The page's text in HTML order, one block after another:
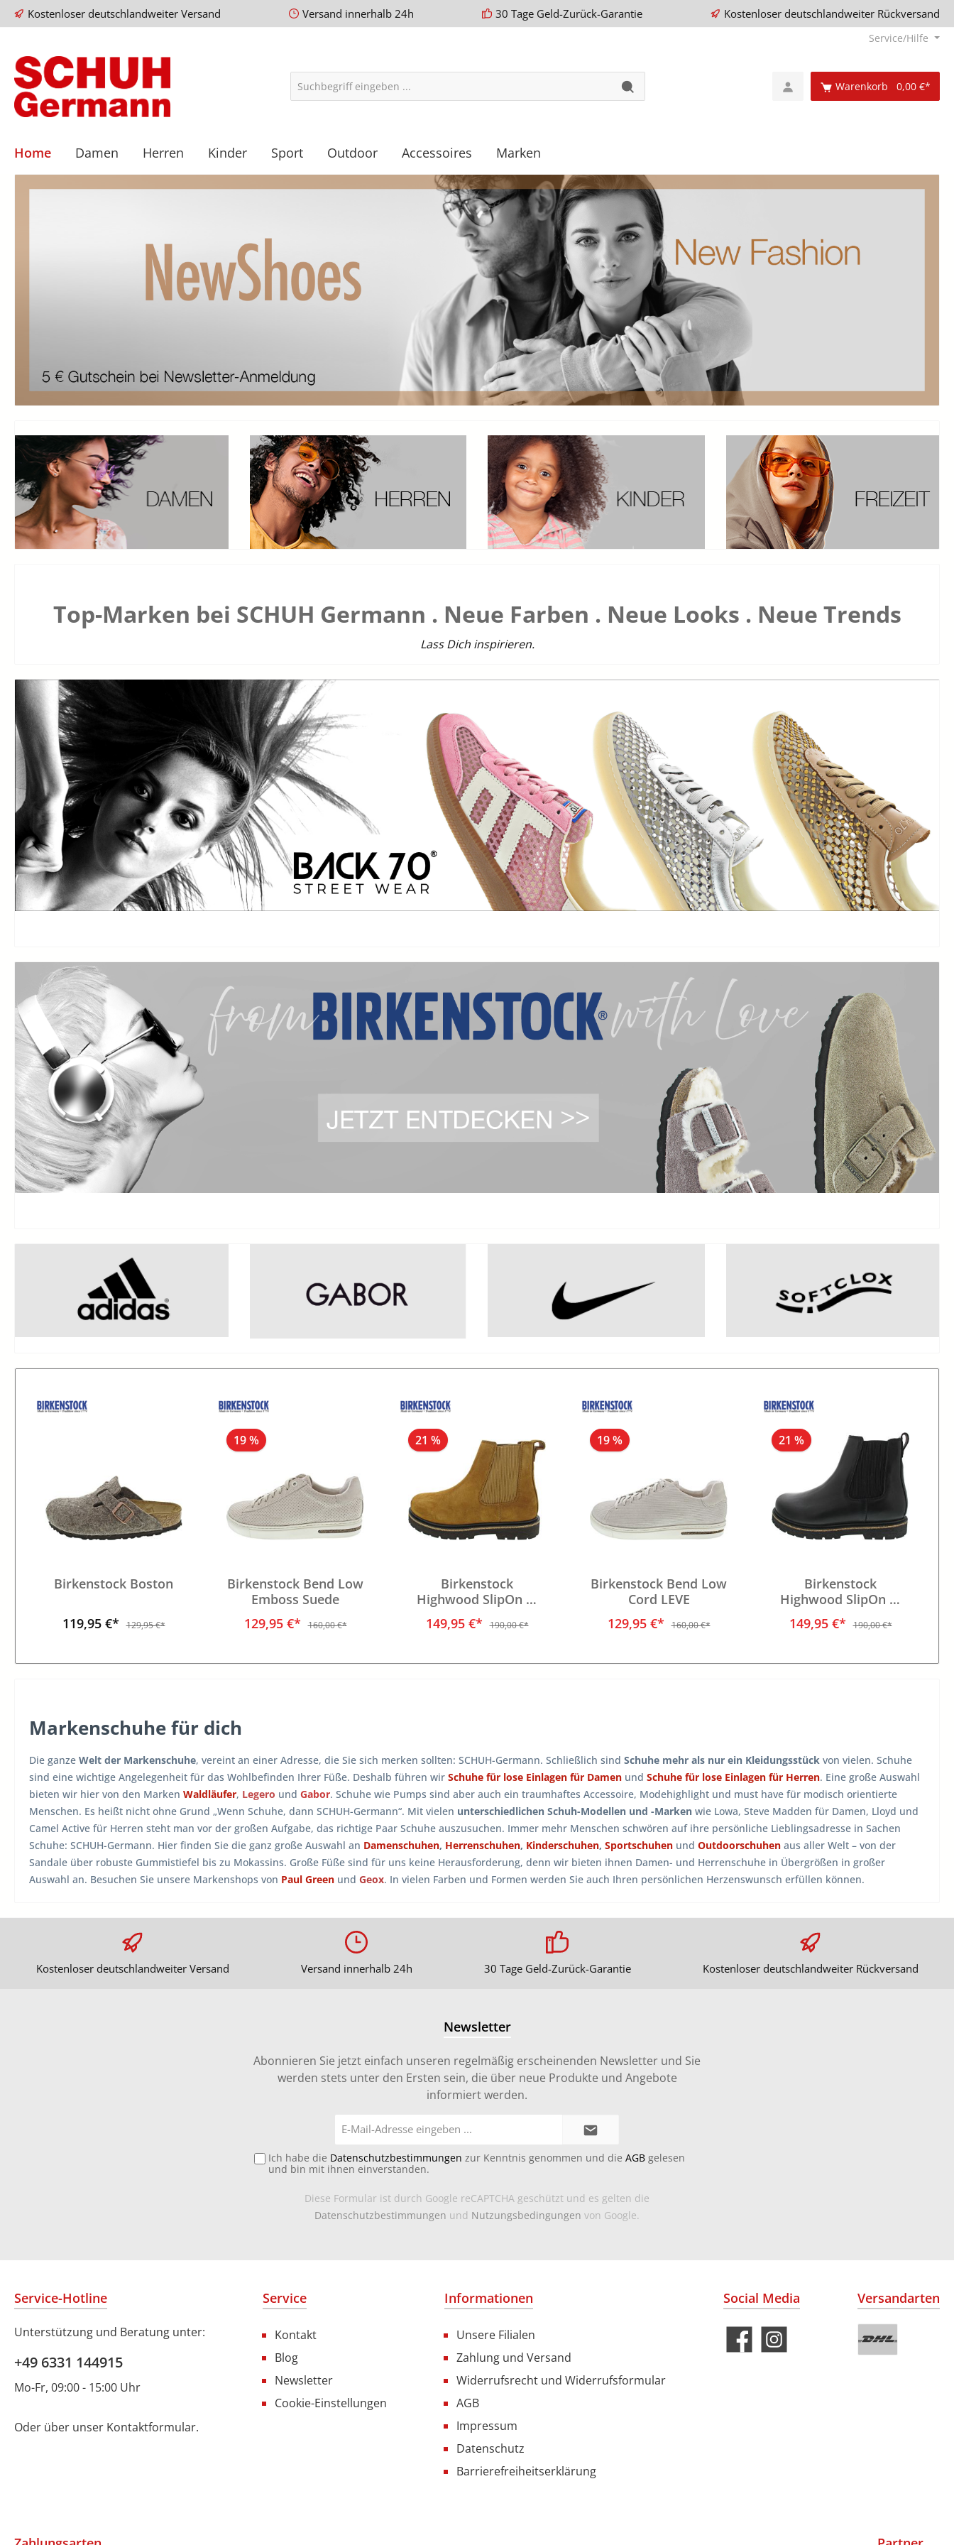
Kostenloser deutschlandweiter Versand Versand innerhalb 24h 30 Tage Geld-Zurück-Garantie Kostenloser deutschlandweiter Rückversand
Service/Hilfe
Warenkorb 0,00 €*
Home Damen Herren Kinder Sport Outdoor Accessoires Marken
Top-Marken bei SCHUH Germann . Neue Farben . Neue Looks . Neue Trends
Lass Dich inspirieren.
Birkenstock Boston
119,95 €* 129,95 €*
19 %
Birkenstock Bend Low
Emboss Suede
129,95 €*
160,00 €*
21 %
Birkenstock
Highwood SlipOn W
LEVE
149,95 €* 190,00 €*
19 %
Birkenstock Bend Low
Cord LEVE
129,95 €*
160,00 €*
21 %
Birkenstock
Highwood SlipOn W
LENA
149,95 €* 190,00 €*
Markenschuhe für dich
Die ganze Welt der Markenschuhe, vereint an einer Adresse, die Sie sich merken sollten: SCHUH-Germann. Schließlich sind Schuhe mehr als nur ein Kleidungsstück von vielen. Schuhe
sind eine wichtige Angelegenheit für das Wohlbefinden Ihrer Füße. Deshalb führen wir Schuhe für lose Einlagen für Damen und Schuhe für lose Einlagen für Herren. Eine große Auswahl
bieten wir hier von den Marken Waldläufer, Legero und Gabor. Schuhe wie Pumps sind aber auch ein traumhaftes Accessoire, Modehighlight und must have für modisch orientierte
Menschen. Es heißt nicht ohne Grund „Wenn Schuhe, dann SCHUH-Germann“. Mit vielen unterschiedlichen Schuh-Modellen und -Marken wie Lowa, Steve Madden für Damen, Lloyd und
Camel Active für Herren steht man vor der großen Aufgabe, das richtige Paar Schuhe auszusuchen. Immer mehr Menschen schwören auf ihre persönliche Lieblingsadresse in Sachen
Schuhe: SCHUH-Germann. Hier finden Sie die ganz große Auswahl an Damenschuhen, Herrenschuhen, Kinderschuhen, Sportschuhen und Outdoorschuhen aus aller Welt – von der
Sandale über robuste Gummistiefel bis zu Mokassins. Große Füße sind für uns keine Herausforderung, denn wir bieten ihnen Damen- und Herrenschuhe in Übergrößen in großer
Auswahl an. Besuchen Sie unsere Markenshops von Paul Green und Geox. In vielen Farben und Formen werden Sie auch Ihren persönlichen Herzenswunsch erfüllen können.
Kostenloser deutschlandweiter Versand Versand innerhalb 24h 30 Tage Geld-Zurück-Garantie Kostenloser deutschlandweiter Rückversand
Newsletter
Abonnieren Sie jetzt einfach unseren regelmäßig erscheinenden Newsletter und Sie
werden stets unter den Ersten sein, die über neue Produkte und Angebote
informiert werden.
Mail-
Ich habe die Datenschutzbestimmungen zur Kenntnis genommen und die AGB gelesen
und bin mit ihnen einverstanden.
Diese Formular ist durch Google reCAPTCHA geschützt und es gelten die
Datenschutzbestimmungen und Nutzungsbedingungen von Google.
Service-Hotline
Unterstützung und Beratung unter:
+49 6331 144915
Mo-Fr, 09:00 - 15:00 Uhr
Oder über unser Kontaktformular.
Service
Kontakt
Blog
Newsletter
Cookie-Einstellungen
Informationen
Unsere Filialen
Zahlung und Versand
Widerrufsrecht und Widerrufsformular
AGB
Impressum
Datenschutz
Barrierefreiheitserklärung
Social Media Versandarten